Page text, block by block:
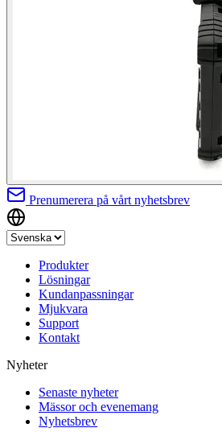
Prenumerera på vårt nyhetsbrev
Produkter
Lösningar
Kundanpassningar
Mjukvara
Support
Kontakt
Nyheter
Senaste nyheter
Mässor och evenemang
Nyhetsbrev